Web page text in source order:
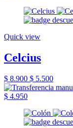
Quick view
Celcius
$ 8.900 $ 5.500
$ 4.950